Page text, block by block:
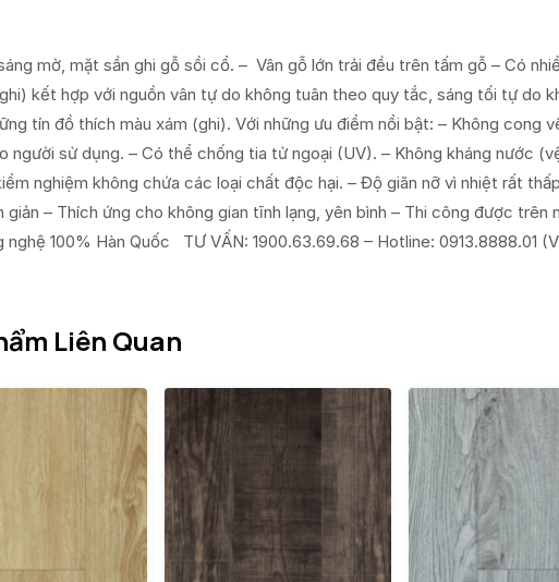
mờ, mặt sần ghi gỗ sồi cổ. – Vân gỗ lớn trải đều trên tấm gỗ – Có
kết hợp với nguồn vân tự do không tuân theo quy tắc, sáng tối tự do
tín đồ thích màu xám (ghi). Với những ưu điểm nổi bật: – Không cong
người sử dụng. – Có thể chống tia tử ngoại (UV). – Không kháng nước
nghiệm không chứa các loại chất độc hại. – Độ giãn nỡ vì nhiệt rất
giản – Thích ứng cho không gian tĩnh lạng, yên bình – Thi công được
nghệ 100% Hàn Quốc TƯ VẤN: 1900.63.69.68 – Hotline: 0913.8888.01
Liên Quan